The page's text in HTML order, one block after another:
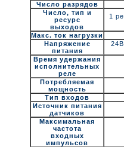
Число разрядов
Число, тип и
ресурс
выходов
1
Макс. ток нагрузки
Напряжение
питания
Время удержания
исполнительных
реле
Потребляемая
мощность
Тип входов
Источник питания
датчиков
Максимальная
частота
входных
импульсов